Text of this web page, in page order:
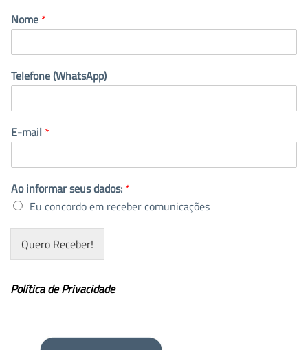
Nome *
Telefone (WhatsApp)
E-mail *
Ao informar seus dados: *
Eu concordo em receber comunicações
Quero Receber!
Política de Privacidade